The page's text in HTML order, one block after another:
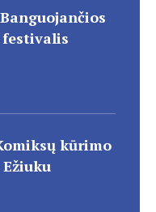
kūrimo